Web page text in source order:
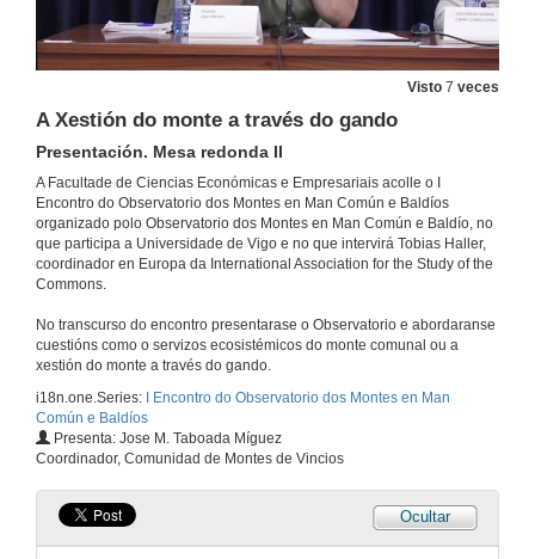
Visto 7 veces
A Xestión do monte a través do gando
Presentación. Mesa redonda II
A Facultade de Ciencias Económicas e Empresariais acolle o I
Encontro do Observatorio dos Montes en Man Común e Baldíos
organizado polo Observatorio dos Montes en Man Común e Baldío, no
que participa a Universidade de Vigo e no que intervirá Tobias Haller,
coordinador en Europa da International Association for the Study of the
Commons.
No transcurso do encontro presentarase o Observatorio e abordaranse
cuestións como o servizos ecosistémicos do monte comunal ou a
xestión do monte a través do gando.
i18n.one.Series:
I Encontro do Observatorio dos Montes en Man
Común e Baldíos
Presenta: Jose M. Taboada Míguez
Coordinador, Comunidad de Montes de Vincios
Ocultar
16 de maio de 2025
16 de maio de 2025
Mesa redonda I. Presentación
16 de maio de 2025
O Monte Galego como prestador de servizos ecosistémicos
16 de maio de 2025
16 de maio de 2025
O valor social do monte comunal de Vincios